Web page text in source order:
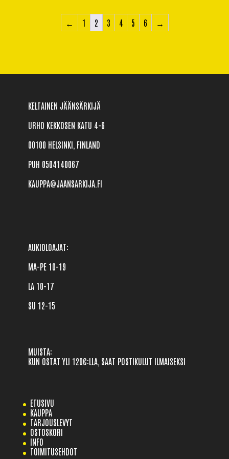
← 1 2 3 4 5 6 →
KELTAINEN JÄÄNSÄRKIJÄ
URHO KEKKOSEN KATU 4-6
00100 HELSINKI, FINLAND
PUH 0504140067
KAUPPA@JAANSARKIJA.FI
AUKIOLOAJAT:
MA-PE 10-19
LA 10-17
SU 12-15
MUISTA:
KUN OSTAT YLI 120€:LLA, SAAT POSTIKULUT ILMAISEKSI
ETUSIVU
KAUPPA
TARJOUSLEVYT
OSTOSKORI
INFO
TOIMITUSEHDOT